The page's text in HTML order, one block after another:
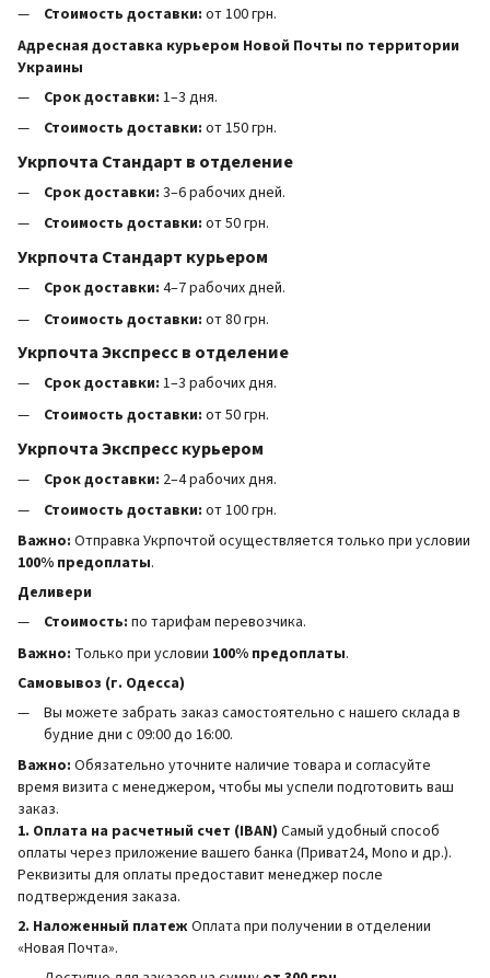
Стоимость доставки: от 100 грн.
Адресная доставка курьером Новой Почты по территории
Украины
Срок доставки: 1–3 дня.
Стоимость доставки: от 150 грн.
Укрпочта Стандарт в отделение
Срок доставки: 3–6 рабочих дней.
Стоимость доставки: от 50 грн.
Укрпочта Стандарт курьером
Срок доставки: 4–7 рабочих дней.
Стоимость доставки: от 80 грн.
Укрпочта Экспресс в отделение
Срок доставки: 1–3 рабочих дня.
Стоимость доставки: от 50 грн.
Укрпочта Экспресс курьером
Срок доставки: 2–4 рабочих дня.
Стоимость доставки: от 100 грн.
Важно: Отправка Укрпочтой осуществляется только при условии
100% предоплаты.
Деливери
Стоимость: по тарифам перевозчика.
Важно: Только при условии 100% предоплаты.
Самовывоз (г. Одесса)
Вы можете забрать заказ самостоятельно с нашего склада в
будние дни с 09:00 до 16:00.
Важно: Обязательно уточните наличие товара и согласуйте
время визита с менеджером, чтобы мы успели подготовить ваш
заказ.
1. Оплата на расчетный счет (IBAN) Самый удобный способ
оплаты через приложение вашего банка (Приват24, Mono и др.).
Реквизиты для оплаты предоставит менеджер после
подтверждения заказа.
2. Наложенный платежОплата при получении в отделении
«Новая Почта».